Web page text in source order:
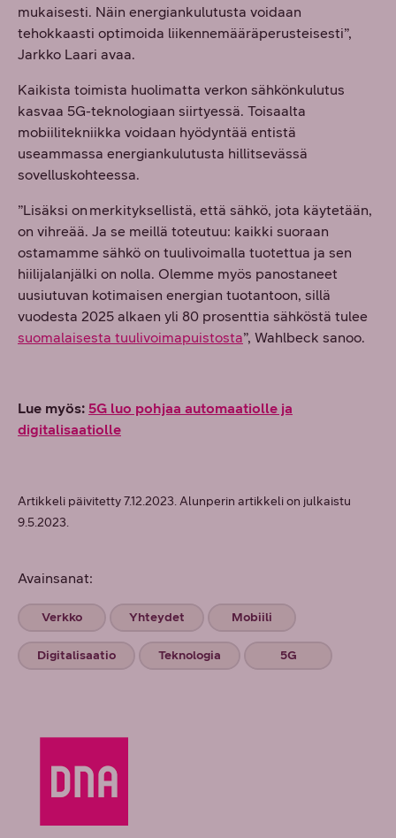
mukaisesti. Näin energiankulutusta voidaan
tehokkaasti optimoida liikennemääräperusteisesti”,
Jarkko Laari avaa.
Kaikista toimista huolimatta verkon sähkönkulutus
kasvaa 5G-teknologiaan siirtyessä. Toisaalta
mobiilitekniikka voidaan hyödyntää entistä
useammassa energiankulutusta hillitsevässä
sovelluskohteessa.
”Lisäksi on merkityksellistä, että sähkö, jota käytetään,
on vihreää. Ja se meillä toteutuu: kaikki suoraan
ostamamme sähkö on tuulivoimalla tuotettua ja sen
hiilijalanjälki on nolla. Olemme myös panostaneet
uusiutuvan kotimaisen energian tuotantoon, sillä
vuodesta 2025 alkaen yli 80 prosenttia sähköstä tulee
suomalaisesta tuulivoimapuistosta”, Wahlbeck sanoo.
Lue myös: 5G luo pohjaa automaatiolle ja
digitalisaatiolle
Artikkeli päivitetty 7.12.2023. Alunperin artikkeli on julkaistu
9.5.2023.
Avainsanat:
Verkko Yhteydet Mobiili
Digitalisaatio Teknologia 5G